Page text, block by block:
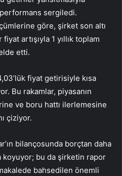
sergiledi.
göre, şirket son altı
artışıyla 1 yıllık toplam
etti.
fiyat getirisiyle kısa
Bu rakamlar, piyasanın
ve boru hattı ilerlemesine
çiziyor.
bilançosunda borçtan daha
bu da şirketin rapor
bahsedilen önemli